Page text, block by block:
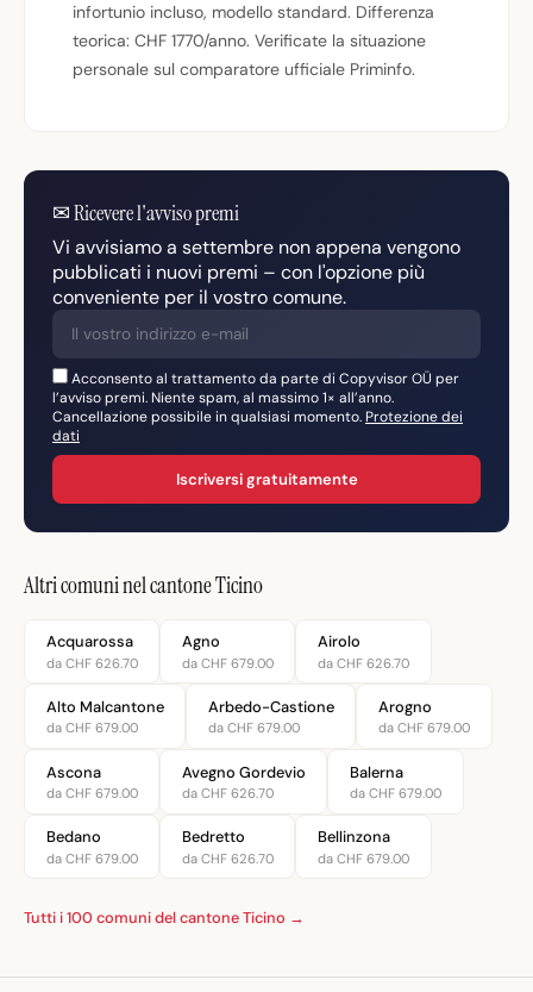
infortunio incluso, modello standard. Differenza
teorica: CHF 1770/anno. Verificate la situazione
personale sul comparatore ufficiale Priminfo.
✉Ricevere l'avviso premi
Vi avvisiamo a settembre non appena vengono
pubblicati i nuovi premi – con l'opzione più
conveniente per il vostro comune.
Acconsento al trattamento da parte di Copyvisor OÜ per
l’avviso premi. Niente spam, al massimo 1× all’anno.
Cancellazione possibile in qualsiasi momento. Protezione dei
dati
Iscriversi gratuitamente
Altri comuni nel cantone Ticino
Acquarossa
da CHF 626.70
Agno
da CHF 679.00
Airolo
da CHF 626.70
Alto Malcantone
da CHF 679.00
Arbedo-Castione
da CHF 679.00
Arogno
da CHF 679.00
Ascona
da CHF 679.00
Avegno Gordevio
da CHF 626.70
Balerna
da CHF 679.00
Bedano
da CHF 679.00
Bedretto
da CHF 626.70
Bellinzona
da CHF 679.00
Tutti i 100 comuni del cantone Ticino →